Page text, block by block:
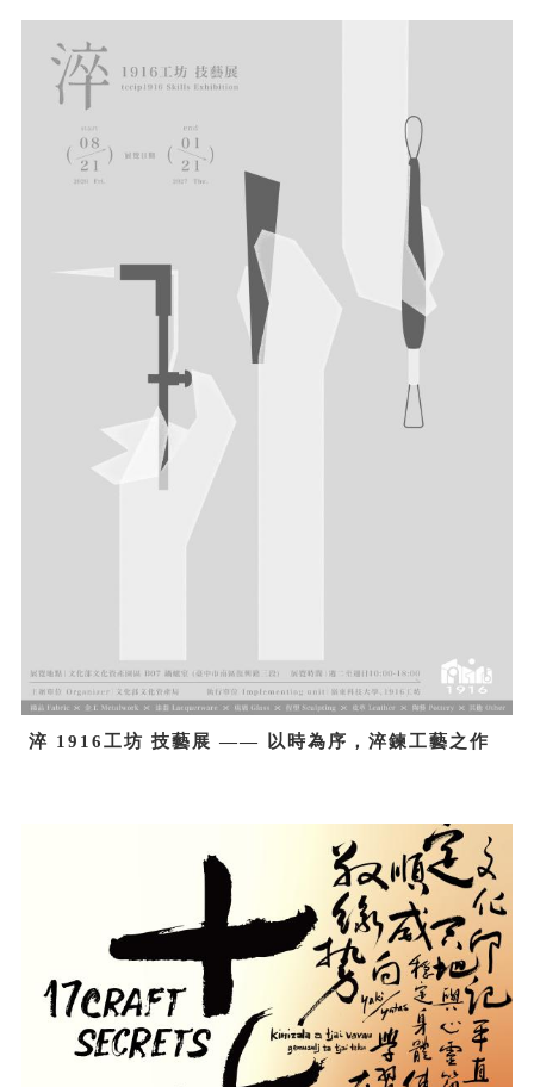
淬 1916工坊 技藝展 —— 以時為序，淬鍊工藝之作